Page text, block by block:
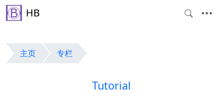
HB
主页 专栏
Tutorial